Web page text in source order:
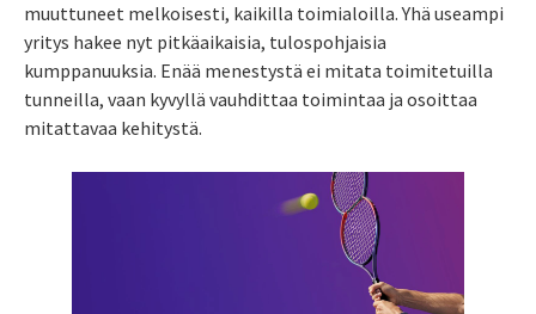
muuttuneet melkoisesti, kaikilla toimialoilla. Yhä useampi
yritys hakee nyt pitkäaikaisia, tulospohjaisia
kumppanuuksia. Enää menestystä ei mitata toimitetuilla
tunneilla, vaan kyvyllä vauhdittaa toimintaa ja osoittaa
mitattavaa kehitystä.